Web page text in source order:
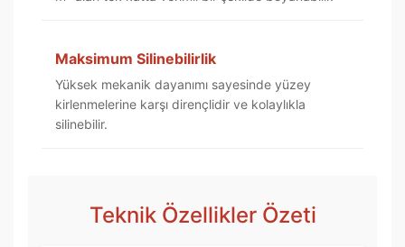
Maksimum Silinebilirlik
Yüksek mekanik dayanımı sayesinde yüzey
kirlenmelerine karşı dirençlidir ve kolaylıkla
silinebilir.
Teknik Özellikler Özeti